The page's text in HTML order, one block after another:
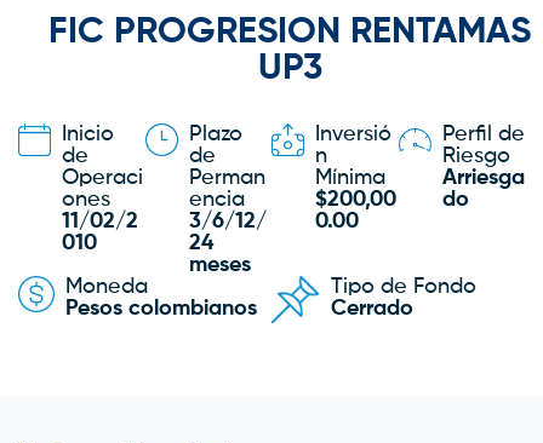
FIC PROGRESION RENTAMAS
UP3
Inicio
de
Operaci
ones
11/02/2
010
Plazo
de
Perman
encia
3/6/12/
24
meses
Inversió
n
Mínima
$200,00
0.00
Perfil de
Riesgo
Arriesga
do
Moneda
Pesos colombianos
Tipo de Fondo
Cerrado